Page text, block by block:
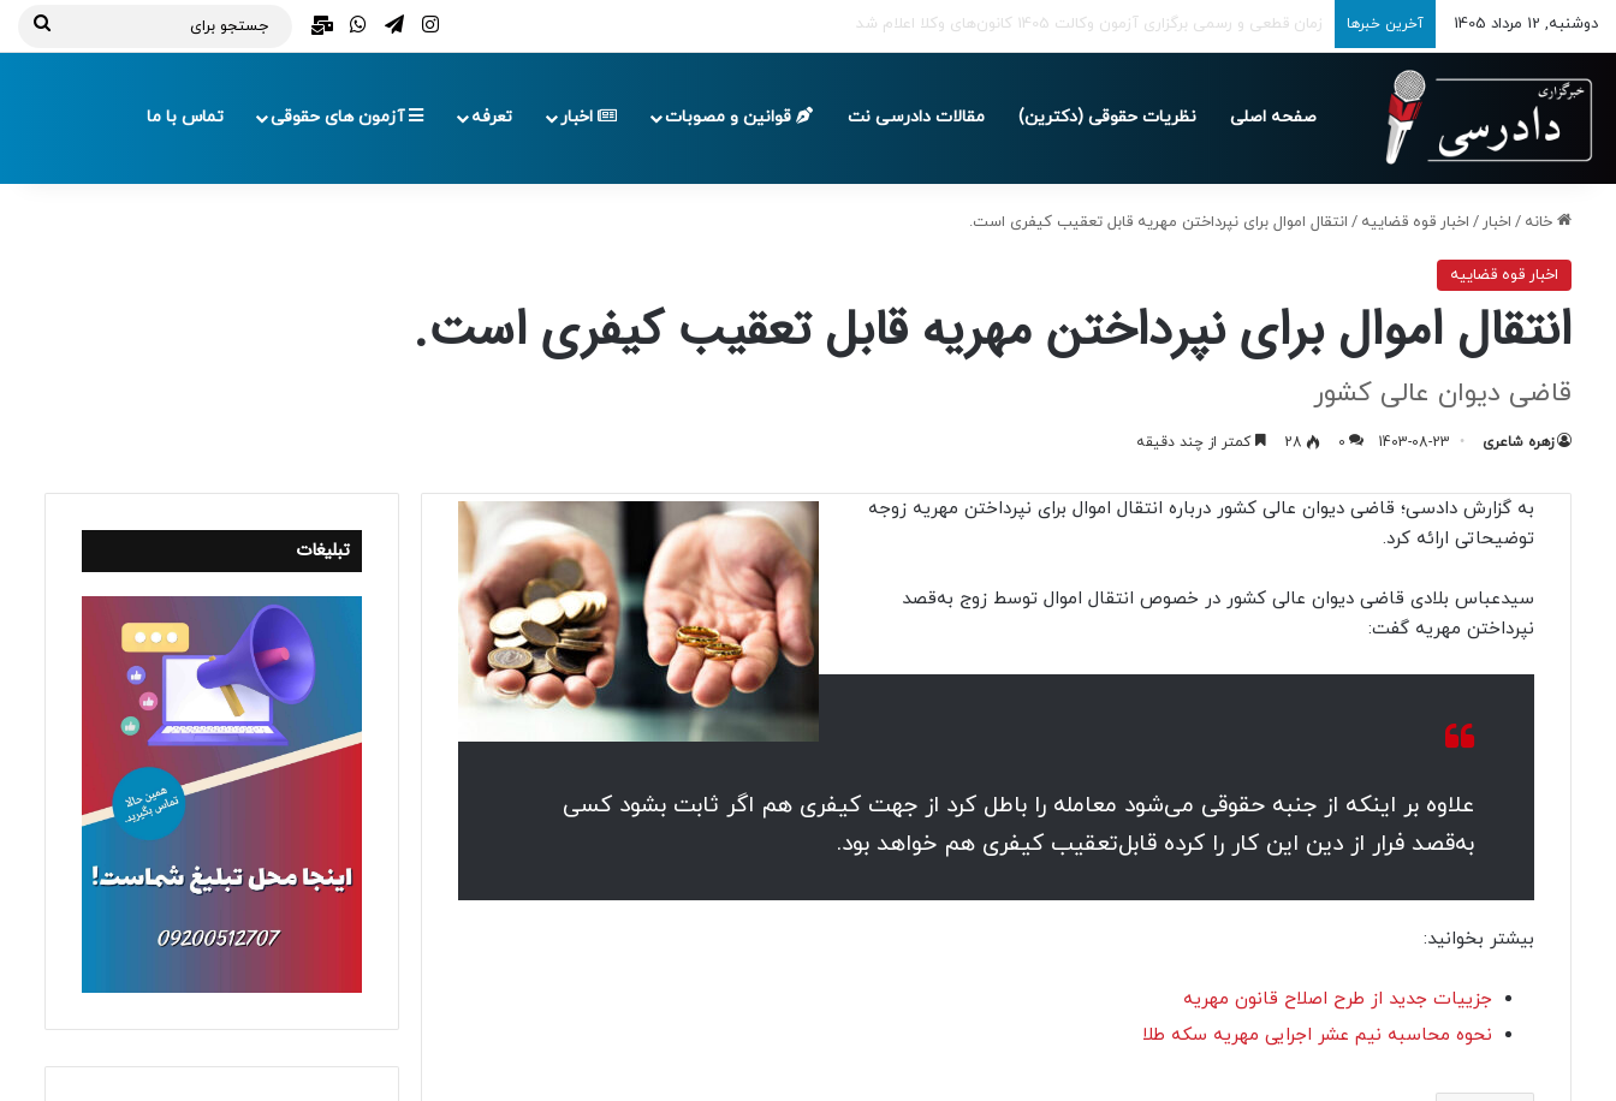
دوشنبه, 12 مرداد 1405 آخرین خبرها تمدید مهلت ارسال اظهارنامه‌های مالیاتی تا پایان تابستان 1405 اینستاگرام
تلگرامواتس آپ
ایمیل
صفحه اصلی نظریات حقوقی (دکترین) مقالات دادرسی نت قوانین و مصوبات اخبار تعرفه آزمون های حقوقی تماس با ما
خانه / اخبار / اخبار قوه قضاییه / انتقال اموال برای نپرداختن مهریه قابل تعقیب کیفری است.
اخبار قوه قضاییه
انتقال اموال برای نپرداختن مهریه قابل تعقیب کیفری است.
قاضی دیوان عالی کشور
زهره شاعری 1403-08-23
0
28 کمتر از چند دقیقه
به گزارش دادسی؛ قاضی دیوان عالی کشور درباره انتقال اموال برای نپرداختن مهریه زوجه
توضیحاتی ارائه کرد.
سیدعباس بلادی قاضی دیوان عالی کشور در خصوص انتقال اموال توسط زوج به‌قصد
نپرداختن مهریه گفت:
علاوه بر اینکه از جنبه حقوقی می‌شود معامله را باطل کرد از جهت کیفری هم اگر ثابت بشود کسی
به‌قصد فرار از دین این کار را کرده قابل‌تعقیب کیفری هم خواهد بود.
بیشتر بخوانید:
جزییات جدید از طرح اصلاح قانون مهریه
نحوه محاسبه نیم عشر اجرایی مهریه سکه طلا
تبلیغات